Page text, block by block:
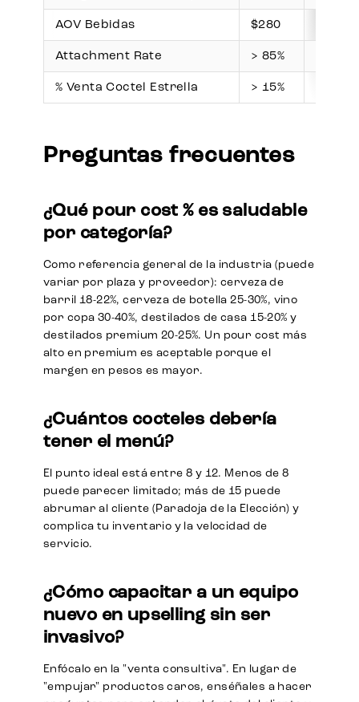
AOV Bebidas $280
Attachment Rate > 85%
% Venta Coctel Estrella > 15%
Preguntas frecuentes
¿Qué pour cost % es saludable
por categoría?
Como referencia general de la industria (puede
variar por plaza y proveedor): cerveza de
barril 18-22%, cerveza de botella 25-30%, vino
por copa 30-40%, destilados de casa 15-20% y
destilados premium 20-25%. Un pour cost más
alto en premium es aceptable porque el
margen en pesos es mayor.
¿Cuántos cocteles debería
tener el menú?
El punto ideal está entre 8 y 12. Menos de 8
puede parecer limitado; más de 15 puede
abrumar al cliente (Paradoja de la Elección) y
complica tu inventario y la velocidad de
servicio.
¿Cómo capacitar a un equipo
nuevo en upselling sin ser
invasivo?
Enfócalo en la "venta consultiva". En lugar de
"empujar" productos caros, enséñales a hacer